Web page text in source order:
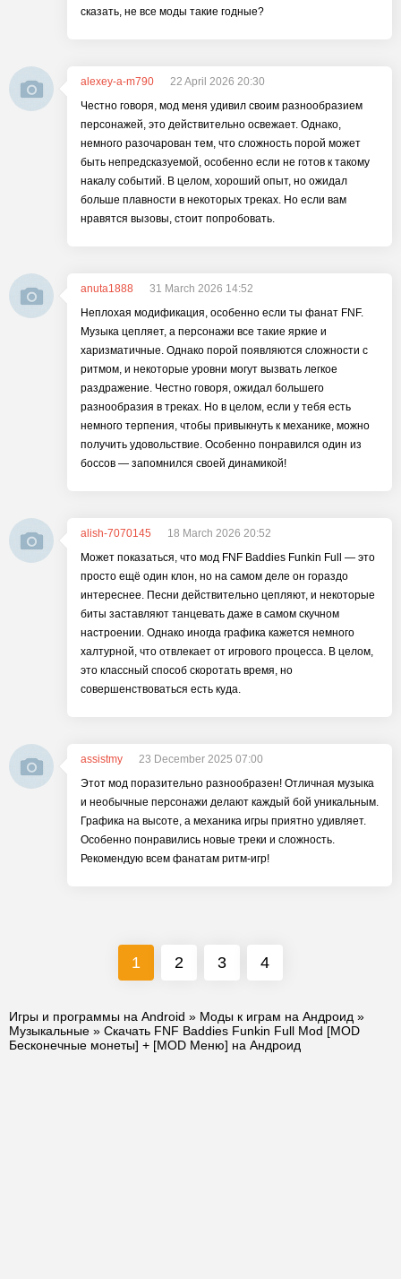
сказать, не все моды такие годные?
alexey-a-m790
22 April 2026 20:30
Честно говоря, мод меня удивил своим разнообразием
персонажей, это действительно освежает. Однако,
немного разочарован тем, что сложность порой может
быть непредсказуемой, особенно если не готов к такому
накалу событий. В целом, хороший опыт, но ожидал
больше плавности в некоторых треках. Но если вам
нравятся вызовы, стоит попробовать.
anuta1888
31 March 2026 14:52
Неплохая модификация, особенно если ты фанат FNF.
Музыка цепляет, а персонажи все такие яркие и
харизматичные. Однако порой появляются сложности с
ритмом, и некоторые уровни могут вызвать легкое
раздражение. Честно говоря, ожидал большего
разнообразия в треках. Но в целом, если у тебя есть
немного терпения, чтобы привыкнуть к механике, можно
получить удовольствие. Особенно понравился один из
боссов — запомнился своей динамикой!
alish-7070145
18 March 2026 20:52
Может показаться, что мод FNF Baddies Funkin Full — это
просто ещё один клон, но на самом деле он гораздо
интереснее. Песни действительно цепляют, и некоторые
биты заставляют танцевать даже в самом скучном
настроении. Однако иногда графика кажется немного
халтурной, что отвлекает от игрового процесса. В целом,
это классный способ скоротать время, но
совершенствоваться есть куда.
assistmy
23 December 2025 07:00
Этот мод поразительно разнообразен! Отличная музыка
и необычные персонажи делают каждый бой уникальным.
Графика на высоте, а механика игры приятно удивляет.
Особенно понравились новые треки и сложность.
Рекомендую всем фанатам ритм-игр!
1 2 3 4
Игры и программы на Android » Моды к играм на Андроид »
Музыкальные » Скачать FNF Baddies Funkin Full Mod [MOD
Бесконечные монеты] + [MOD Меню] на Андроид